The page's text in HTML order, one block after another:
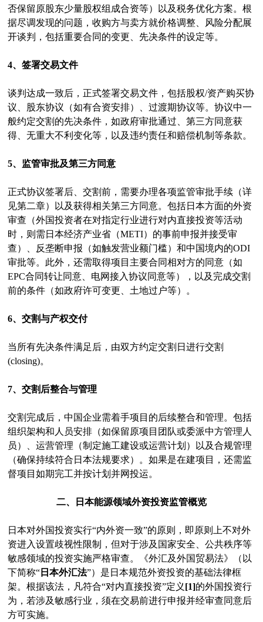
否保留原股东少量股权组成合资等）以及税务优化方案。根
据尽调发现的问题，收购方与卖方就价格调整、风险分配展
开谈判，包括重要合同的变更、先决条件的设定等。
4、签署交易文件
谈判达成一致后，正式签署交易文件，包括股权/资产购买协
议、股东协议（如有合资安排）、过渡期协议等。协议中一
般约定交割的先决条件，如政府审批通过、第三方同意获
得、无重大不利变化等，以及违约责任和赔偿机制等条款。
5、监管审批及第三方同意
正式协议签署后、交割前，需要办理各项监管审批手续（详
见第二章）以及获得相关第三方同意。包括日本方面的外资
审查（外国投资者在对指定行业进行对内直接投资等活动
时，则需日本经济产业省（METI）的事前申报并接受审
查）、反垄断申报（如触发营业额门槛）和中国境内的ODI
审批等。此外，还需取得项目主要合同相对方的同意（如
EPC合同转让同意、电网接入协议同意等），以及完成交割
前的条件（如政府许可变更、土地过户等）。
6、交割与产权交付
当所有先决条件满足后，由双方约定交割日进行交割
(closing)。
7、交割后整合与管理
交割完成后，中国企业需着手项目的后续整合和管理。包括
组织架构和人员安排（如保留原项目团队或委派中方管理人
员）、运营管理（制定施工建设或运营计划）以及合规管理
（确保持续符合日本法规要求）。如果是在建项目，还需监
督项目如期完工并按计划并网投运。
二、日本能源领域外资投资监管概览
日本对外国投资实行“内外资一致”的原则，即原则上不对外
资进入设置歧视性限制，但对于涉及国家安全、公共秩序等
敏感领域的投资实施严格审查。《外汇及外国贸易法》（以
下简称“ 日本外汇法”）是日本规范外资投资的基础法律框
架。根据该法，凡符合“对内直接投资”定义 [1]的外国投资行
为，若涉及敏感行业，须在交易前进行申报并经审查同意后
方可实施。